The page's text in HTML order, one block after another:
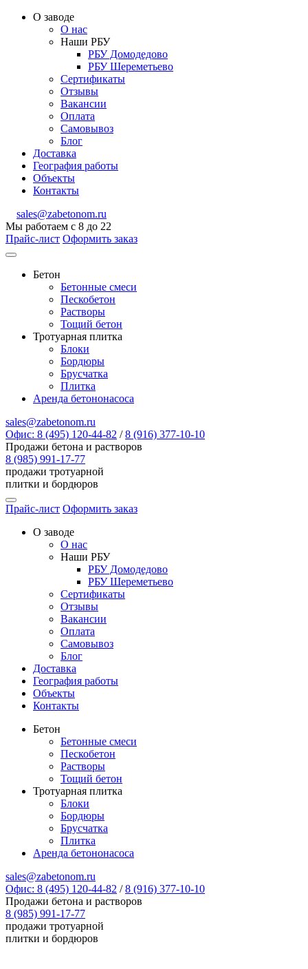
О заводе
О нас
Наши РБУ
РБУ Домодедово
РБУ Шереметьево
Сертификаты
Отзывы
Вакансии
Оплата
Самовывоз
Блог
Доставка
География работы
Объекты
Контакты
sales@zabetonom.ru
Мы работаем с 8 до 22
Прайс-лист Оформить заказ
Бетон
Бетонные смеси
Пескобетон
Растворы
Тощий бетон
Тротуарная плитка
Блоки
Бордюры
Брусчатка
Плитка
Аренда бетононасоса
sales@zabetonom.ru
Офис: 8 (495) 120-44-82 / 8 (916) 377-10-10
Продажи бетона и растворов
8 (985) 991-17-77
продажи тротуарной
плитки и бордюров
Прайс-лист Оформить заказ
О заводе
О нас
Наши РБУ
РБУ Домодедово
РБУ Шереметьево
Сертификаты
Отзывы
Вакансии
Оплата
Самовывоз
Блог
Доставка
География работы
Объекты
Контакты
Бетон
Бетонные смеси
Пескобетон
Растворы
Тощий бетон
Тротуарная плитка
Блоки
Бордюры
Брусчатка
Плитка
Аренда бетононасоса
sales@zabetonom.ru
Офис: 8 (495) 120-44-82 / 8 (916) 377-10-10
Продажи бетона и растворов
8 (985) 991-17-77
продажи тротуарной
плитки и бордюров